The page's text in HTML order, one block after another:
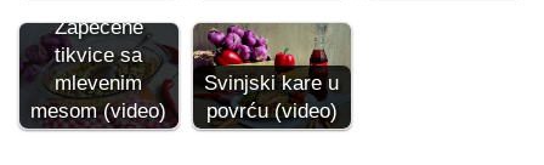
Zapečene
tikvice sa
mlevenim
mesom (video)
Svinjski kare u
povrću (video)